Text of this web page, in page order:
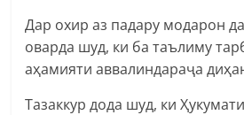
Дар охир аз падару модарон
оварда шуд, ки ба таълиму
аҳамияти аввалиндараҷа
Тазаккур дода шуд, ки